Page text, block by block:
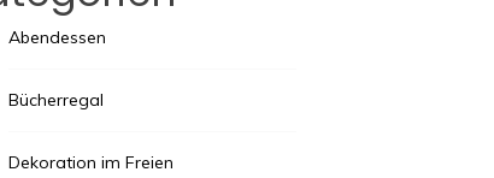
Abendessen
Bücherregal
Dekoration im Freien